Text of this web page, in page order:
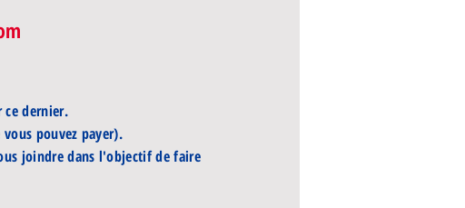
dernier.
pouvez payer).
joindre dans l'objectif de faire